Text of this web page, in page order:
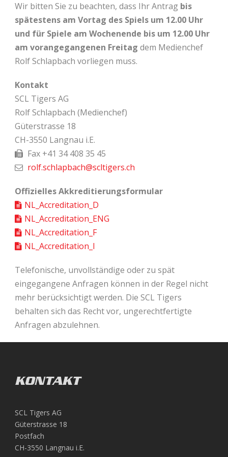
Wir bitten Sie zu beachten, dass Ihr Antrag bis
spätestens am Vortag des Spiels um 12.00 Uhr
und für Spiele am Wochenende bis um 12.00 Uhr
am vorangegangenen Freitag dem Medienchef
Rolf Schlapbach vorliegen muss.
Kontakt
SCL Tigers AG
Rolf Schlapbach (Medienchef)
Güterstrasse 18
CH-3550 Langnau i.E.
Fax +41 34 408 35 45
rolf.schlapbach@scltigers.ch
Offizielles Akkreditierungsformular
NL_Accreditation_D
NL_Accreditation_ENG
NL_Accreditation_F
NL_Accreditation_I
Telefonische, unvollständige oder zu spät
eingegangene Anfragen können in der Regel nicht
mehr berücksichtigt werden. Die SCL Tigers
behalten sich das Recht vor, ungerechtfertigte
Anfragen abzulehnen.
KONTAKT
SCL Tigers AG
Güterstrasse 18
Postfach
CH-3550 Langnau i.E.